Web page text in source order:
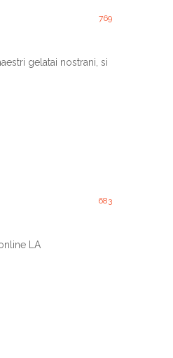
769
gelatai nostrani, si
683
LA